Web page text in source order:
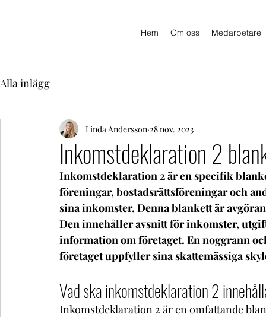
Hem Om oss Medarbetare
Alla inlägg
Inkomstdeklaration 2
Linda Andersson 28 nov. 2023
Inkomstdeklaration 2 är en specifik
föreningar, bostadsrättsföreningar och
sina inkomster. Denna blankett är
Den innehåller avsnitt för inkomster,
information om företaget. En noggrann
företaget uppfyller sina skattemässiga
Vad ska inkomstdeklaration 2
Inkomstdeklaration 2 är en omfattande